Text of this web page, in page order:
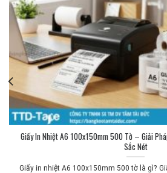
Giấy In Nhiệt A6 100x150mm 500 Tờ – Giải
Sắc Nét
Giấy in nhiệt A6 100x150mm 500 tờ là gì?